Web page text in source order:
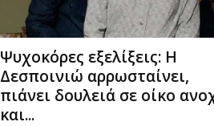
Ψυχοκόρες εξελίξεις: H
Δεσποινιώ αρρωσταίνει,
πιάνει δουλειά σε οίκο
και...